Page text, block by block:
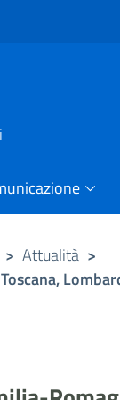
> Attualità >